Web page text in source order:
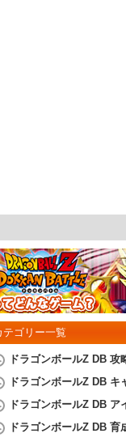
テゴリー一覧
ドラゴンボールZ DB 攻
ドラゴンボールZ DB キ
ドラゴンボールZ DB ア
ドラゴンボールZ DB 育